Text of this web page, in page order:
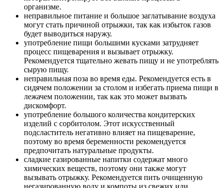
организме.
неправильное питание и большое заглатывание воздуха
могут стать причиной отрыжки, так как избыток газов
будет выводиться наружу.
употребление пищи большими кусками затрудняет
процесс пищеварения и вызывает отрыжку.
Рекомендуется тщательно жевать пищу и не употреблять
сырую пищу.
неправильная поза во время еды. Рекомендуется есть в
сидячем положении за столом и избегать приема пищи в
лежачем положении, так как это может вызвать
дискомфорт.
употребление большого количества кондитерских
изделий с сорбитолом. Этот искусственный
подсластитель негативно влияет на пищеварение,
поэтому во время беременности рекомендуется
предпочитать натуральные продукты.
сладкие газированные напитки содержат много
химических веществ, поэтому они также могут
вызывать отрыжку. Рекомендуется пить очищенную